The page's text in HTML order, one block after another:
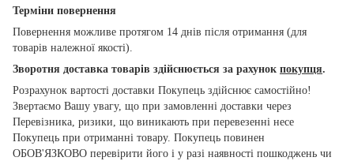
Терміни повернення
Повернення можливе протягом 14 днів після отримання (для
товарів належної якості).
Зворотня доставка товарів здійснюється за рахунок покупця.
Розрахунок вартості доставки Покупець здійснює самостійно!
Звертаємо Вашу увагу, що при замовленні доставки через
Перевізника, ризики, що виникають при перевезенні несе
Покупець при отриманні товару. Покупець повинен
ОБОВ'ЯЗКОВО перевірити його і у разі наявності пошкоджень чи